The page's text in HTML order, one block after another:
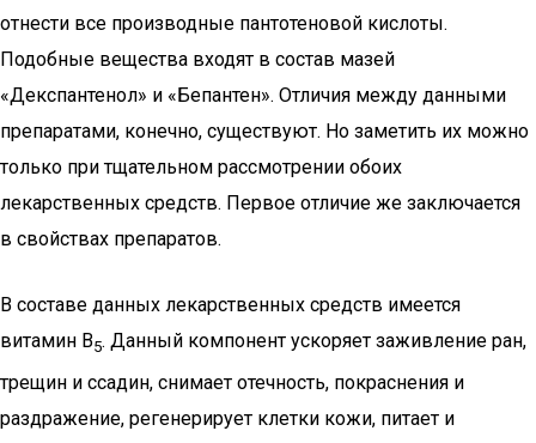
отнести все производные пантотеновой кислоты.
Подобные вещества входят в состав мазей
«Декспантенол» и «Бепантен». Отличия между данными
препаратами, конечно, существуют. Но заметить их можно
только при тщательном рассмотрении обоих
лекарственных средств. Первое отличие же заключается
в свойствах препаратов.
В составе данных лекарственных средств имеется
витамин В5. Данный компонент ускоряет заживление ран,
трещин и ссадин, снимает отечность, покраснения и
раздражение, регенерирует клетки кожи, питает и